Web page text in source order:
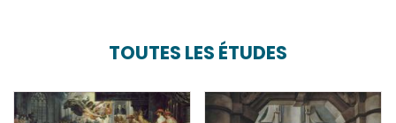
TOUTES LES ÉTUDES